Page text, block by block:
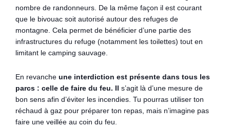
nombre de randonneurs. De la même façon il est courant
que le bivouac soit autorisé autour des refuges de
montagne. Cela permet de bénéficier d’une partie des
infrastructures du refuge (notamment les toilettes) tout en
limitant le camping sauvage.
En revanche une interdiction est présente dans tous les
parcs : celle de faire du feu. Il s’agit là d’une mesure de
bon sens afin d’éviter les incendies. Tu pourras utiliser ton
réchaud à gaz pour préparer ton repas, mais n’imagine pas
faire une veillée au coin du feu.